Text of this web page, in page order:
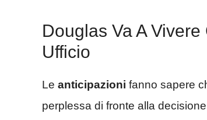
Douglas Va A
Ufficio
Le anticipazioni fanno sapere
perplessa di fronte alla